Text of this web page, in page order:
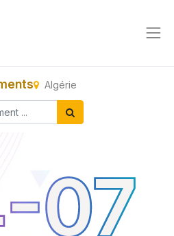
Algérie
07